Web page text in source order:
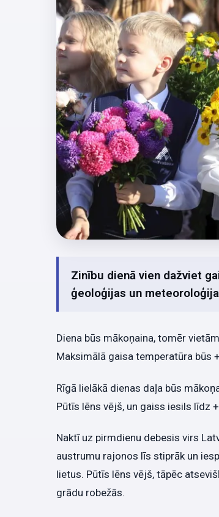
Zinību dienā vien dažviet
ģeoloģijas un
Diena būs mākoņaina, tomēr
Maksimālā gaisa temperatūra būs
Rīgā lielākā dienas daļa būs
Pūtīs lēns vējš, un gaiss iesils līdz
Naktī uz pirmdienu debesis virs
austrumu rajonos līs stiprāk un
lietus. Pūtīs lēns vējš, tāpēc
grādu robežās.